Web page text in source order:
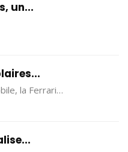
un...
la Ferrari…